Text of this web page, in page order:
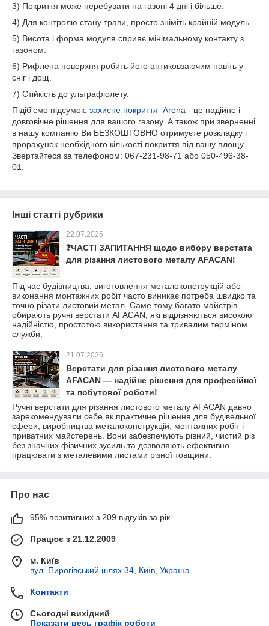
3) Покриття може перебувати на газоні 4 дні і більше.
4) Для контролю стану трави, просто зніміть крайній модуль.
5) Висота і форма модуля сприяє мінімальному контакту з
газоном.
6) Рифлена поверхня робить його антиковзаючим навіть у
сніг і дощ.
7) Стійкість до ультрафіолету.
Підіб'ємо підсумок: захисне покриття Arena - це надійне і
довговічне рішення для вашого газону. А також при зверненні
в нашу компанію Ви БЕЗКОШТОВНО отримуєте розкладку і
прорахунок необхідного кількості покриття під вашу площу.
Звертайтеся за телефоном: 067-231-98-71 або 050-496-38-
01.
Інші статті рубрики
22.07.2026
❓ЧАСТІ ЗАПИТАННЯ щодо вибору верстата
для різання листового металу AFACAN!
Під час будівництва, виготовлення металоконструкцій або
виконання монтажних робіт часто виникає потреба швидко та
точно різати листовий метал. Саме тому багато майстрів
обирають ручні верстати AFACAN, які відрізняються високою
надійністю, простотою використання та тривалим терміном
служби.
21.07.2026
Верстати для різання листового металу
AFACAN — надійне рішення для професійної
та побутової роботи!
Ручні верстати для різання листового металу AFACAN давно
зарекомендували себе як практичне рішення для будівельної
сфери, виробництва металоконструкцій, монтажних робіт і
приватних майстерень. Вони забезпечують рівний, чистий різ
без значних фізичних зусиль та дозволяють ефективно
працювати з металевими листами різної товщини.
Про нас
95% позитивних з 209 відгуків за рік
Працює з 21.12.2009
м. Київ
вул. Пирогівський шлях 34, Київ, Україна
Контакти
Сьогодні вихідний
Показати весь графік роботи